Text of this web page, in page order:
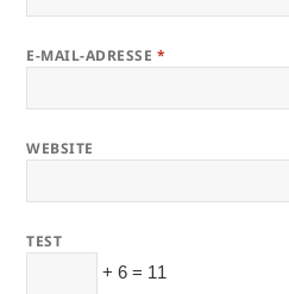
E-MAIL-ADRESSE *
WEBSITE
TEST
+ 6 = 11